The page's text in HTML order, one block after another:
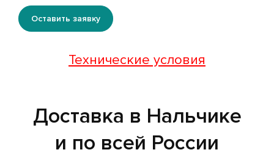
Оставить заявку
Технические условия
Доставка в Нальчике
и по всей России